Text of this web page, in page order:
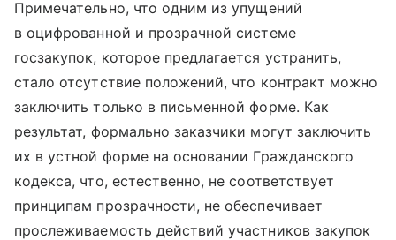
Примечательно, что одним из упущений
в оцифрованной и прозрачной системе
госзакупок, которое предлагается устранить,
стало отсутствие положений, что контракт можно
заключить только в письменной форме. Как
результат, формально заказчики могут заключить
их в устной форме на основании Гражданского
кодекса, что, естественно, не соответствует
принципам прозрачности, не обеспечивает
прослеживаемость действий участников закупок